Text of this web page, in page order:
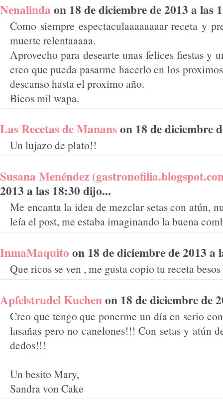
Nenalinda on 18 de diciembre de 2013 a las
Como siempre espectaculaaaaaaaar receta y
muerte relentaaaaa.
Aprovecho para desearte unas felices fiestas y
creo que pueda pasarme hacerlo en los
descanso hasta el proximo año.
Bicos mil wapa.
Las Recetas de Mananson 18 de diciembre
Un lujazo de plato!!
Susana Menéndez
2013 a las 18:30 dijo...
Me encanta la idea de mezclar setas con atún,
leía el post, me estaba imaginando la buena
InmaMaquito on 18 de diciembre de 2013 a
Que ricos se ven , me gusta copio tu receta besos
Apfelstrudel Kuchenon 18 de diciembre de
Creo que tengo que ponerme un día en serio
lasañas pero no canelones!!! Con setas y atún
dedos!!!
Un besito Mary,
Sandra von Cake